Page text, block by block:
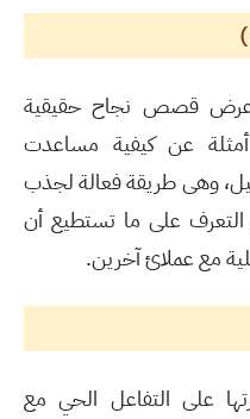
)
عرض قصص نجاح حقيقية
عن كيفية مساعدت
وهى طريقة فعالة لجذب
على ما تستطيع أن
مع عملائ آخرين.
على التفاعل الحي مع